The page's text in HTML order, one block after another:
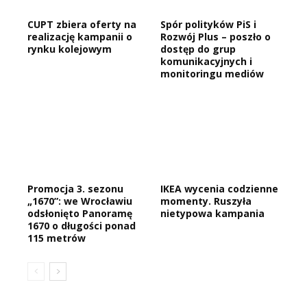
CUPT zbiera oferty na
realizację kampanii o
rynku kolejowym
Spór polityków PiS i
Rozwój Plus – poszło o
dostęp do grup
komunikacyjnych i
monitoringu mediów
Promocja 3. sezonu
„1670”: we Wrocławiu
odsłonięto Panoramę
1670 o długości ponad
115 metrów
IKEA wycenia codzienne
momenty. Ruszyła
nietypowa kampania